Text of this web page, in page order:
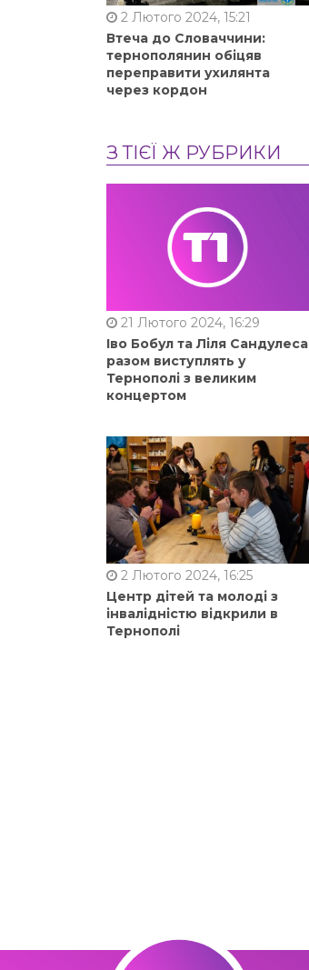
2 Лютого 2024, 15:21
Втеча до Словаччини:
тернополянин обіцяв
переправити ухилянта
через кордон
З ТІЄЇ Ж РУБРИКИ
21 Лютого 2024, 16:29
Іво Бобул та Ліля Сандулеса
разом виступлять у
Тернополі з великим
концертом
2 Лютого 2024, 16:25
Центр дітей та молоді з
інвалідністю відкрили в
Тернополі